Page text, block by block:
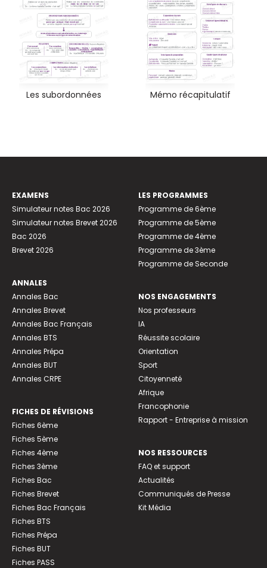
Les subordonnées Mémo récapitulatif
EXAMENS
Simulateur notes Bac 2026
Simulateur notes Brevet 2026
Bac 2026
Brevet 2026
ANNALES
Annales Bac
Annales Brevet
Annales Bac Français
Annales BTS
Annales Prépa
Annales BUT
Annales CRPE
FICHES DE RÉVISIONS
Fiches 6ème
Fiches 5ème
Fiches 4ème
Fiches 3ème
Fiches Bac
Fiches Brevet
Fiches Bac Français
Fiches BTS
Fiches Prépa
Fiches BUT
Fiches PASS
LES PROGRAMMES
Programme de 6ème
Programme de 5ème
Programme de 4ème
Programme de 3ème
Programme de Seconde
NOS ENGAGEMENTS
Nos professeurs
IA
Réussite scolaire
Orientation
Sport
Citoyenneté
Afrique
Francophonie
Rapport - Entreprise à mission
NOS RESSOURCES
FAQ et support
Actualités
Communiqués de Presse
Kit Média